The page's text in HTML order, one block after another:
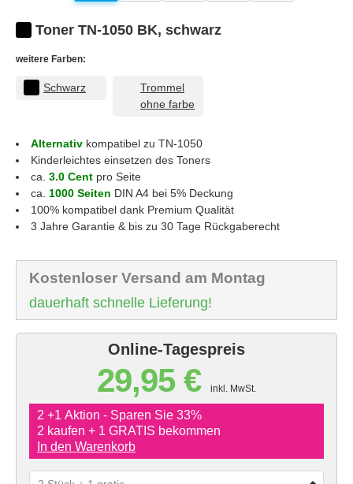
Toner TN-1050 BK, schwarz
weitere Farben:
Schwarz
Trommel
ohne farbe
Alternativ kompatibel zu TN-1050
Kinderleichtes einsetzen des Toners
ca. 3.0 Cent pro Seite
ca. 1000 Seiten DIN A4 bei 5% Deckung
100% kompatibel dank Premium Qualität
3 Jahre Garantie & bis zu 30 Tage Rückgaberecht
Kostenloser Versand am Montag
dauerhaft schnelle Lieferung!
Online-Tagespreis
29,95 € inkl. MwSt.
2 +1 Aktion - Sparen Sie 33%
2 kaufen + 1 GRATIS bekommen
In den Warenkorb